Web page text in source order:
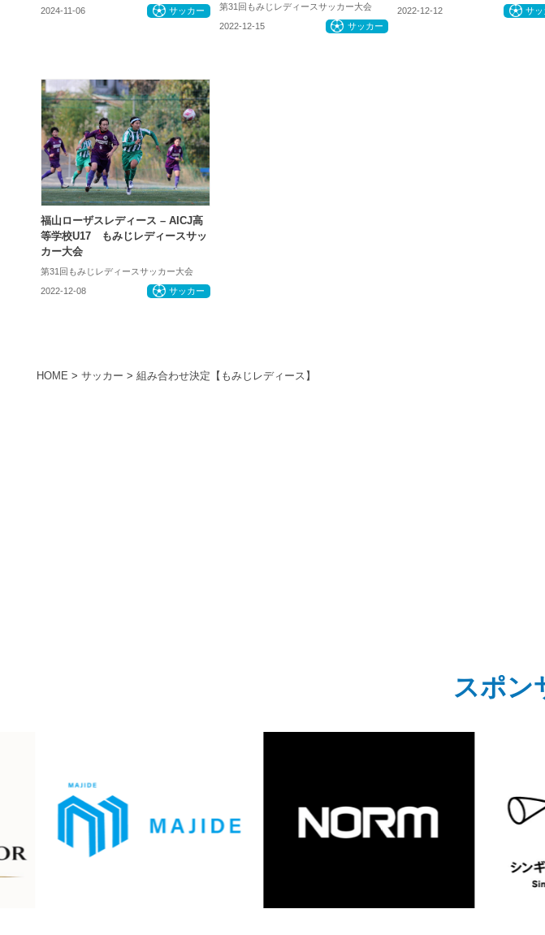
HOME > サッカー > 組み合わせ決定【もみじレディース】
2024-11-06 サッカー 第31回もみじレディースサッカー大会
2022-12-15 サッカー
2022-12-12 サッ
福山ローザスレディース – AICJ高
等学校U17 もみじレディースサッ
カー大会
第31回もみじレディースサッカー大会
2022-12-08 サッカー
スポン